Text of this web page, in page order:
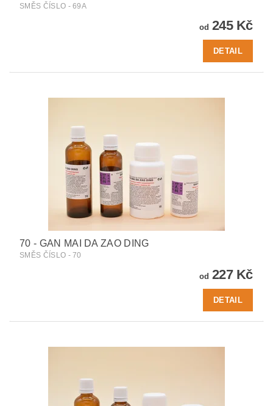
SMĚS ČÍSLO - 69A
od 245 Kč
DETAIL
70 - GAN MAI DA ZAO DING
SMĚS ČÍSLO - 70
od 227 Kč
DETAIL